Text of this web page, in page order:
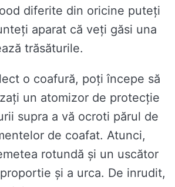
diferite din oricine puteți
aparat că veți găsi una
trăsăturile.
o coafură, poți începe să
un atomizor de protecție
supra a vă ocroti părul de
de coafat. Atunci,
rotundă și un uscător
și a urca. De inrudit,